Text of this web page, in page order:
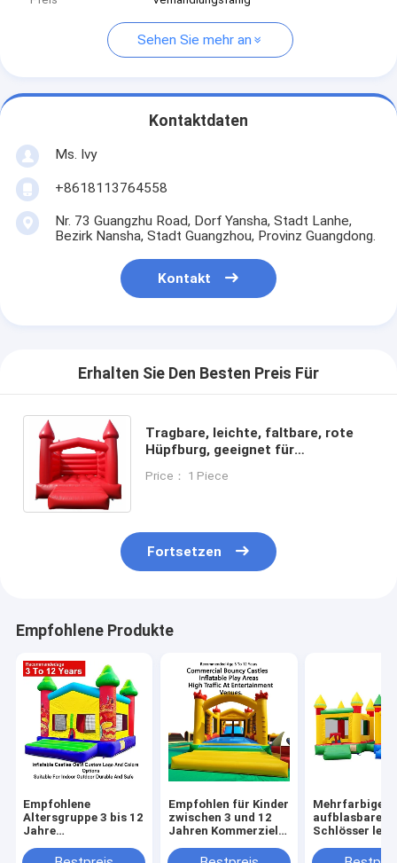
Sehen Sie mehr an
Kontaktdaten
Ms. Ivy
+8618113764558
Nr. 73 Guangzhu Road, Dorf Yansha, Stadt Lanhe,
Bezirk Nansha, Stadt Guangzhou, Provinz Guangdong.
Kontakt
Erhalten Sie Den Besten Preis Für
Tragbare, leichte, faltbare, rote
Hüpfburg, geeignet für
Partys und Kinderspielbereiche
Price： 1 Piece
Fortsetzen
Empfohlene Produkte
Empfohlene
Altersgruppe 3 bis 12
Jahre
OEM Custom Logo
Empfohlen für Kinder
zwischen 3 und 12
Jahren Kommerzielle
aufblasbare
Mehrfarbige
aufblasbare
Schlösser
einfachen